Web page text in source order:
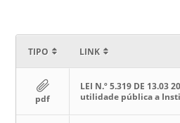
TIPO LINK
pdf
LEI N.º 5.319 DE 13.03
utilidade pública a